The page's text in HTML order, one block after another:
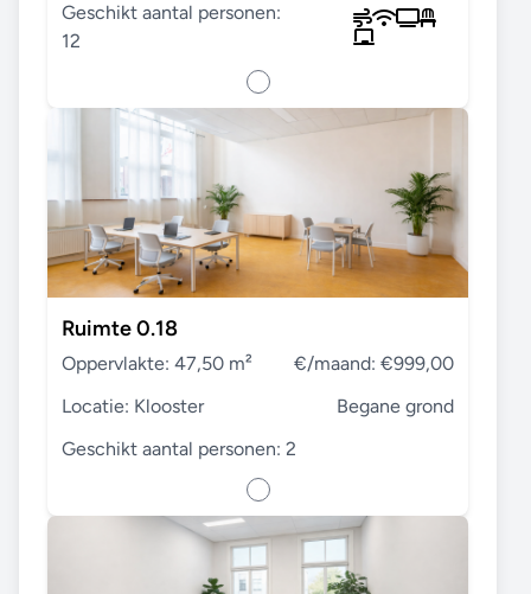
Geschikt aantal personen:
12
Ruimte 0.18
Oppervlakte: 47,50 m²
€/maand: €999,00
Locatie: Klooster
Begane grond
Geschikt aantal personen: 2